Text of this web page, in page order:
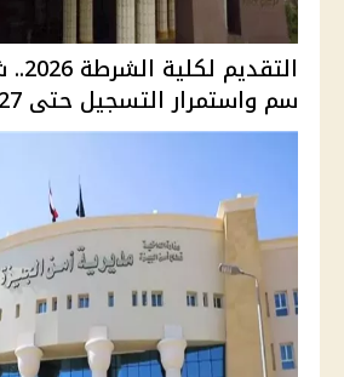
سم واستمرار التسجيل حتى 27 أغس...